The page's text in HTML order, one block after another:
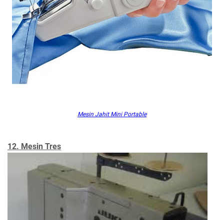
Mesin Jahit Mini Portable
12. Mesin Tres